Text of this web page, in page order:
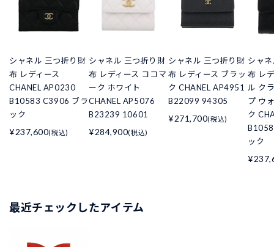
シャネル 三つ折り財
布 レディース
CHANEL AP0230
B10583 C3906 ブラ
ック
¥237,600(税込)
シャネル 三つ折り財
布 レディース ココマ
ーク ホワイト
CHANEL AP5076
B23239 10601
¥284,900(税込)
シャネル 三つ折り財
布 レディース ブラッ
ク CHANEL AP4951
B22099 94305
¥271,700(税込)
シャ
布 レ
ル ク
プ ウ
ク
ック
最近チェックしたアイテム